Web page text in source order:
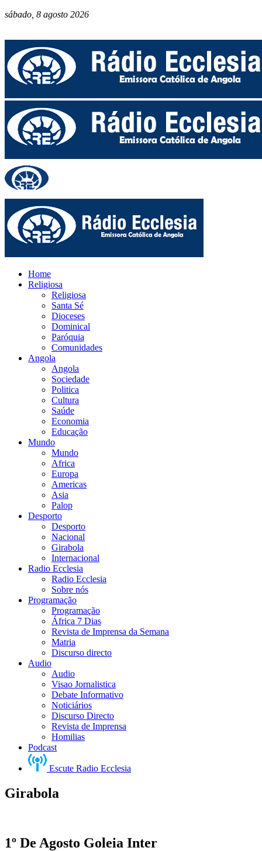
sábado, 8 agosto 2026
Home
Religiosa
Religiosa
Santa Sé
Dioceses
Dominical
Paróquia
Comunidades
Angola
Angola
Sociedade
Politica
Cultura
Saúde
Economia
Educação
Mundo
Mundo
Africa
Europa
Americas
Asia
Palop
Desporto
Desporto
Nacional
Girabola
Internacional
Radio Ecclesia
Radio Ecclesia
Sobre nós
Programação
Programação
África 7 Dias
Revista de Imprensa da Semana
Matria
Discurso directo
Audio
Audio
Visao Jornalistica
Debate Informativo
Noticiários
Discurso Directo
Revista de Imprensa
Homilias
Podcast
Escute Radio Ecclesia
Girabola
1º De Agosto Goleia Inter